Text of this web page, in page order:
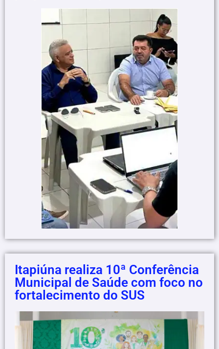
Itapiúna realiza 10ª Conferência
Municipal de Saúde com foco no
fortalecimento do SUS